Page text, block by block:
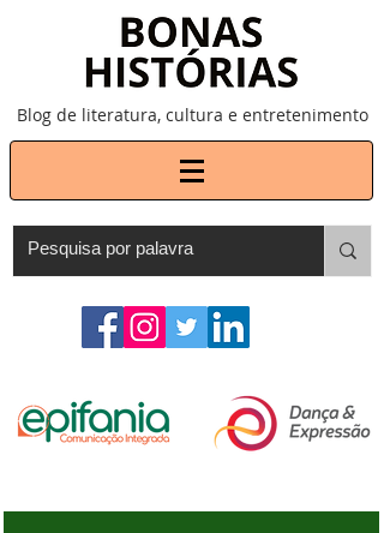
Blog de literatura, cultura e entretenimento